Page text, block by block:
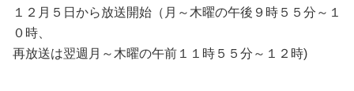
１２月５日から放送開始（月～木曜の午後９時５５分～１
０時、
再放送は翌週月～木曜の午前１１時５５分～１２時)